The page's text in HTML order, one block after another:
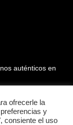
auténticos en
ofrecerle la
y
consiente el uso